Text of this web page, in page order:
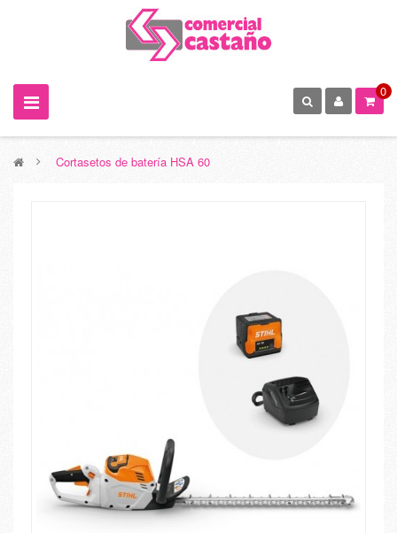
0
> Cortasetos de batería HSA 60